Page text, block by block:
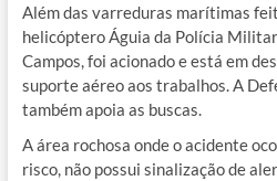
Além das varreduras marítimas
helicóptero Águia da Polícia
Campos, foi acionado e está em
suporte aéreo aos trabalhos. A
também apoia as buscas.
A área rochosa onde o acidente
risco, não possui sinalização de